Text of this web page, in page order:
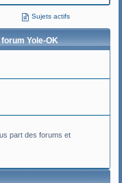
Sujets actifs
Yole-OK
part des forums et